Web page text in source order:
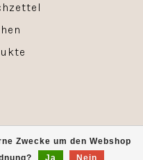
Zwecke um den Webshop
Ja Nein
Lightspeed- Theme by